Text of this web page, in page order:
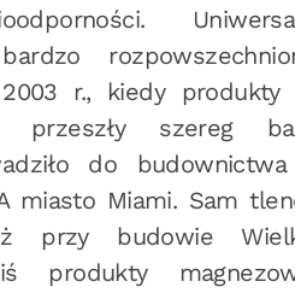
r., kiedy produkty
przeszły szereg
do
miasto Miami. Sam
przy budowie
produkty